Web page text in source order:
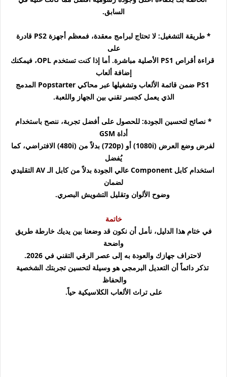
السابق.
* طريقة التشغيل: لا تحتاج لبرامج معقدة، فمعظم أجهزة PS2 قادرة
على
قراءة أقراص PS1 الأصلية مباشرة. أما إذا كنت تستخدم OPL، فيمكنك
إضافة ألعاب
PS1 ضمن قائمة الألعاب وتشغيلها عبر محاكي Popstarter المدمج
الذي يعمل كجسر تقني بين الجهاز واللعبة.
* نصائح لتحسين الجودة: للحصول على أفضل تجربة، ننصح باستخدام
أداة GSM
لفرض وضع العرض (1080i) أو (720p) بدلاً من (480i) الافتراضي، كما
يُفضل
استخدام كابل Component عالي الجودة بدلاً من كابل الـ AV التقليدي
لضمان
وضوح الألوان وتقليل التشويش البصري.
خاتمة
في ختام هذا الدليل، نأمل أن نكون قد وضعنا بين يديك خارطة طريق
واضحة
لاحتراف جهازك والعودة به إلى عصر الرقي التقني في 2026.
تذكر دائماً أن التعديل البرمجي هو وسيلة لتحسين تجربتك الشخصية
والحفاظ
على تراث الألعاب الكلاسيكية حياً.